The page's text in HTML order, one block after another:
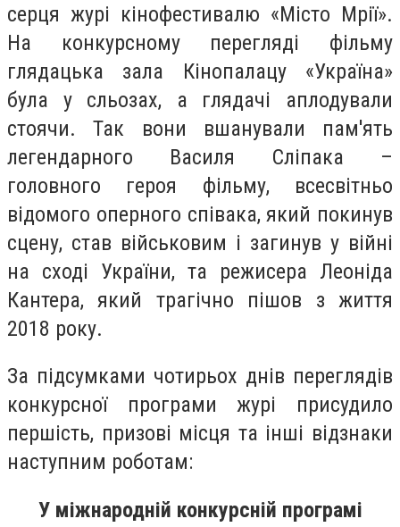
серця журі кінофестивалю «Місто Мрії».
На конкурсному перегляді фільму
глядацька зала Кінопалацу «Україна»
була у сльозах, а глядачі аплодували
стоячи. Так вони вшанували пам'ять
легендарного Василя Сліпака –
головного героя фільму, всесвітньо
відомого оперного співака, який покинув
сцену, став військовим і загинув у війні
на сході України, та режисера Леоніда
Кантера, який трагічно пішов з життя
2018 року.
За підсумками чотирьох днів переглядів
конкурсної програми журі присудило
першість, призові місця та інші відзнаки
наступним роботам:
У міжнародній конкурсній програмі